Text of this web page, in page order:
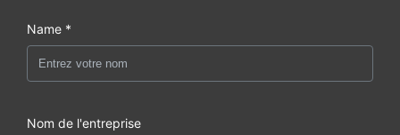
Name *
Nom de l'entreprise